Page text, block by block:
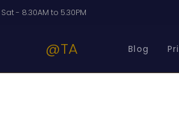
- 8.30AM to 5.30PM
@TA Blog